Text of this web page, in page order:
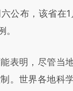
布，该省在1
明，尽管当
。世界各地科